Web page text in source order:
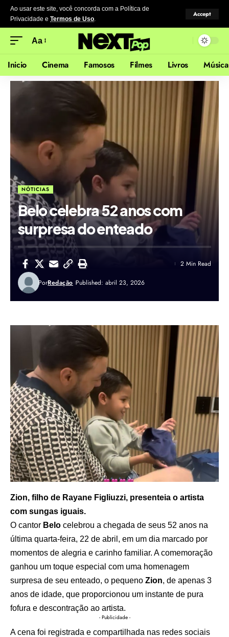
Ao usar este site, você concorda com a Política de
Privacidade e Termos de Uso.
Accept
Aa
Inicio Cinema Famosos Filmes Livros Música
NÓTICIAS
Belo celebra 52 anos com
surpresa do enteado
PorRedação Published: abril 23, 2026
2 Min Read
Zion, filho de Rayane Figliuzzi, presenteia o artista
com sungas iguais.
O cantor Belo celebrou a chegada de seus 52 anos na
última quarta-feira, 22 de abril, em um dia marcado por
momentos de alegria e carinho familiar. A comemoração
ganhou um toque especial com uma homenagem
surpresa de seu enteado, o pequeno Zion, de apenas 3
anos de idade, que proporcionou um instante de pura
fofura e descontração ao artista.
- Publicidade -
A cena foi registrada e compartilhada nas redes sociais